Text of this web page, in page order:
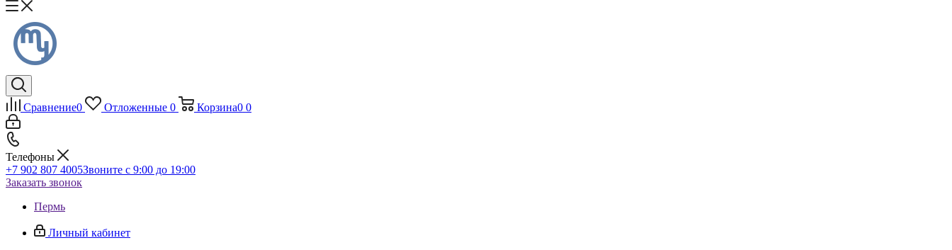
Сравнение0 Отложенные 0 Корзина0 0
Телефоны
+7 902 807 4005Звоните с 9:00 до 19:00
Заказать звонок
Пермь
Личный кабинет